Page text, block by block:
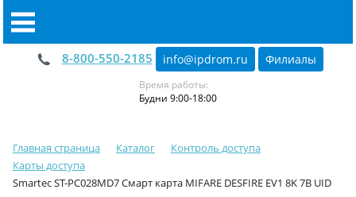
8-800-550-2185 info@ipdrom.ru Филиалы
Время работы:
Будни 9:00-18:00
Главная страница Каталог
Контроль доступа
Карты доступа
Smartec ST-PC028MD7 Cмарт карта MIFARE DESFIRE EV1 8K 7B UID